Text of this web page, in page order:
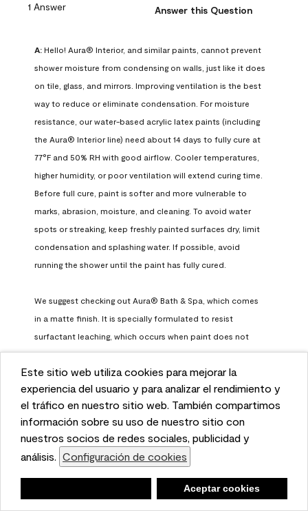
This website uses cookies to enhance user experience
and to analyze performance and traffic on our website.
We also share information about your use of our site
with our social media, advertising, and analytics
partners. Cookie Settings
Accept Cookies
Este sitio web utiliza cookies para mejorar la
experiencia del usuario y para analizar el rendimiento y
el tráfico en nuestro sitio web. También compartimos
información sobre su uso de nuestro sitio con
nuestros socios de redes sociales, publicidad y
análisis. Configuración de cookies
Aceptar cookies
1 Answer Answer this Question
A: Hello! Aura® Interior, and similar paints, cannot prevent
shower moisture from condensing on walls, just like it does
on tile, glass, and mirrors. Improving ventilation is the best
way to reduce or eliminate condensation. For moisture
resistance, our water-based acrylic latex paints (including
the Aura® Interior line) need about 14 days to fully cure at
77°F and 50% RH with good airflow. Cooler temperatures,
higher humidity, or poor ventilation will extend curing time.
Before full cure, paint is softer and more vulnerable to
marks, abrasion, moisture, and cleaning. To avoid water
spots or streaking, keep freshly painted surfaces dry, limit
condensation and splashing water. If possible, avoid
running the shower until the paint has fully cured.
We suggest checking out Aura® Bath & Spa, which comes
in a matte finish. It is specially formulated to resist
surfactant leaching, which occurs when paint does not
have enough time to fully cure before being exposed to
high humidity. To learn more, feel free to check it out here:
https://www.benjaminmoore.com/en-us/interior-exterior-
paints-stains/product-catalog/abs/aura-bath-and-spa-
paint
Benjamin Moore Support
a month ago